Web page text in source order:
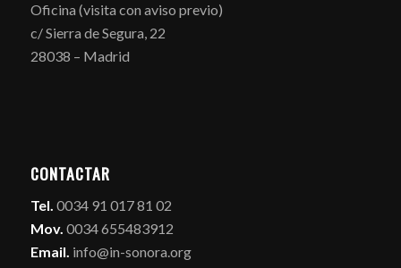
Oficina (visita con aviso previo)
c/ Sierra de Segura, 22
28038 – Madrid
CONTACTAR
Tel. 0034 91 017 81 02
Mov. 0034 655483912
Email. info@in-sonora.org